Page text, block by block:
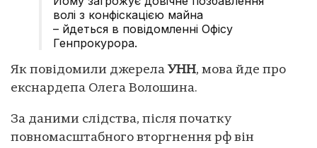
волі з конфіскацією майна
– йдеться в повідомленні Офісу
Генпрокурора.
Як повідомили джерела УНН, мова йде про
екснардепа Олега Волошина.
За даними слідства, після початку
повномасштабного вторгнення рф він